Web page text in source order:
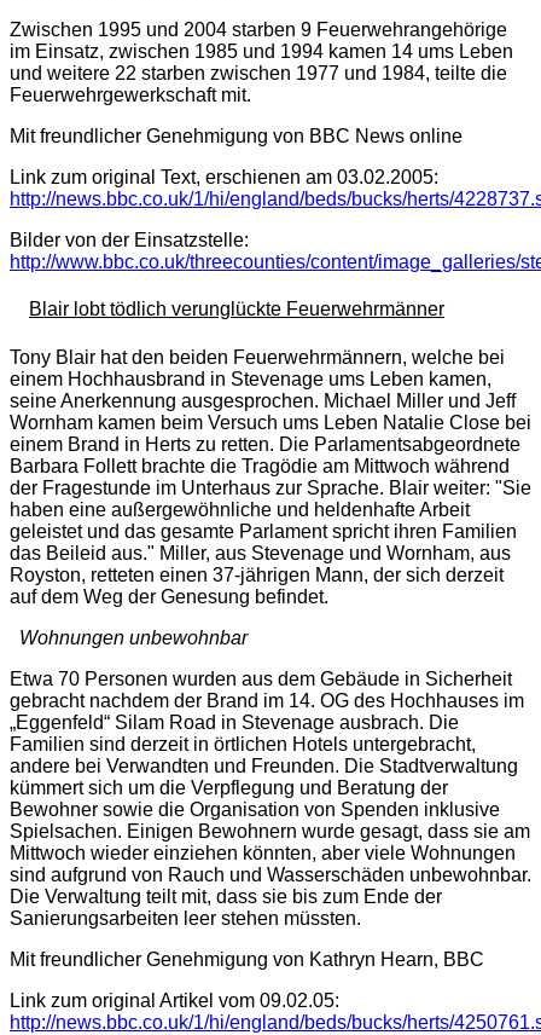
Zwischen 1995 und 2004 starben 9 Feuerwehrangehörige
im Einsatz, zwischen 1985 und 1994 kamen 14 ums Leben
und weitere 22 starben zwischen 1977 und 1984, teilte die
Feuerwehrgewerkschaft mit.
Mit freundlicher Genehmigung von BBC News online
Link zum original Text, erschienen am 03.02.2005:
http://news.bbc.co.uk/1/hi/england/beds/bucks/herts/
Bilder von der Einsatzstelle:
http://www.bbc.co.uk/threecounties/content/image_galleries/
Blair lobt tödlich verunglückte Feuerwehrmänner
Tony Blair hat den beiden Feuerwehrmännern, welche bei
einem Hochhausbrand in Stevenage ums Leben kamen,
seine Anerkennung ausgesprochen. Michael Miller und Jeff
Wornham kamen beim Versuch ums Leben Natalie Close bei
einem Brand in Herts zu retten. Die Parlamentsabgeordnete
Barbara Follett brachte die Tragödie am Mittwoch während
der Fragestunde im Unterhaus zur Sprache. Blair weiter: "Sie
haben eine außergewöhnliche und heldenhafte Arbeit
geleistet und das gesamte Parlament spricht ihren Familien
das Beileid aus." Miller, aus Stevenage und Wornham, aus
Royston, retteten einen 37-jährigen Mann, der sich derzeit
auf dem Weg der Genesung befindet.
Wohnungen unbewohnbar
Etwa 70 Personen wurden aus dem Gebäude in Sicherheit
gebracht nachdem der Brand im 14. OG des Hochhauses im
„Eggenfeld“ Silam Road in Stevenage ausbrach. Die
Familien sind derzeit in örtlichen Hotels untergebracht,
andere bei Verwandten und Freunden. Die Stadtverwaltung
kümmert sich um die Verpflegung und Beratung der
Bewohner sowie die Organisation von Spenden inklusive
Spielsachen. Einigen Bewohnern wurde gesagt, dass sie am
Mittwoch wieder einziehen könnten, aber viele Wohnungen
sind aufgrund von Rauch und Wasserschäden unbewohnbar.
Die Verwaltung teilt mit, dass sie bis zum Ende der
Sanierungsarbeiten leer stehen müssten.
Mit freundlicher Genehmigung von Kathryn Hearn, BBC
Link zum original Artikel vom 09.02.05:
http://news.bbc.co.uk/1/hi/england/beds/bucks/herts/